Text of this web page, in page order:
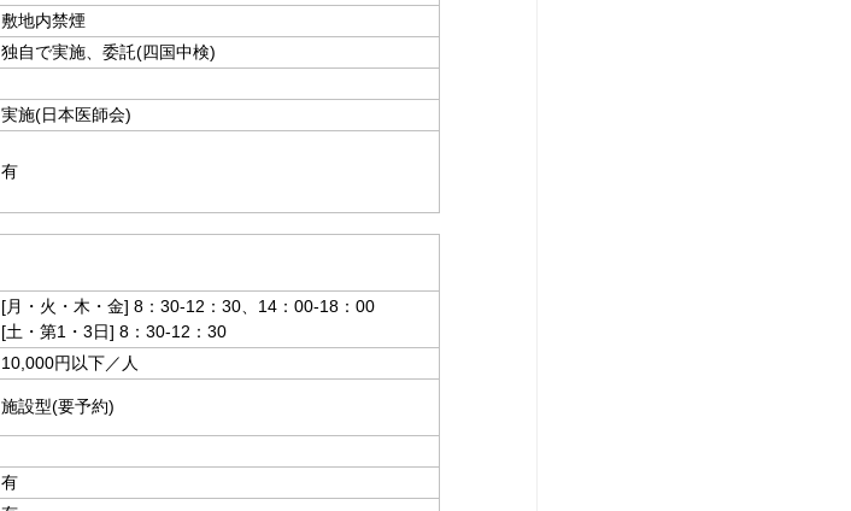
敷地内禁煙
独自で実施、委託(四国中検)
実施(日本医師会)
有
[月・火・木・金] 8：30-12：30、14：00-18：00
[土・第1・3日] 8：30-12：30
10,000円以下／人
施設型(要予約)
有